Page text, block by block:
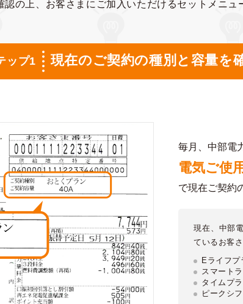
認の上、お客さまにご加入いただけるセットメニュ
ップ1 現在のご契約の種別と容量を
毎月、中部電
電気ご使
で現在ご契約
現在、中部
ているお客
Eライフプ
スマート
タイムプ
ピークシ